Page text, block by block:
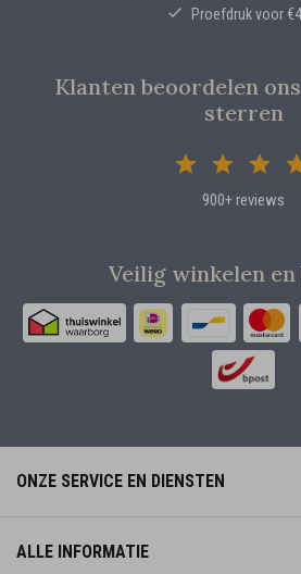
Proefdruk voor
Klanten beoordelen
sterren
900+ reviews
Veilig winkelen en
ONZE SERVICE EN DIENSTEN
ALLE INFORMATIE